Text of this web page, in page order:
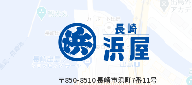
〒850-8510 長崎市浜町7番11号